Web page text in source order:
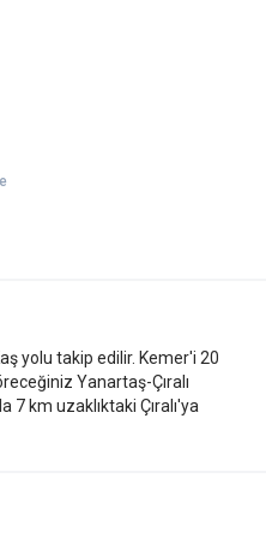
yolu takip edilir. Kemer'i 20
Yanartaş-Çıralı
7 km uzaklıktaki Çıralı'ya